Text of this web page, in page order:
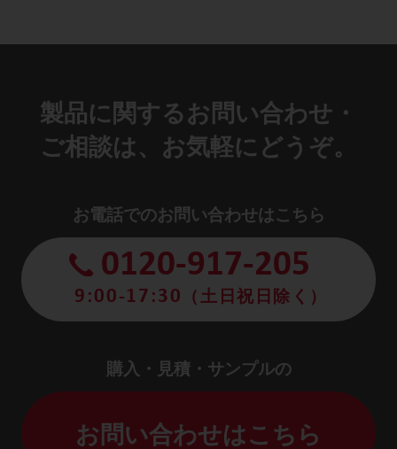
製品に関するお問い合わせ・
ご相談は、お気軽にどうぞ。
お電話でのお問い合わせはこちら
0120-917-205
9:00-17:30 （土日祝日除く）
購入・見積・サンプルの
お問い合わせはこちら